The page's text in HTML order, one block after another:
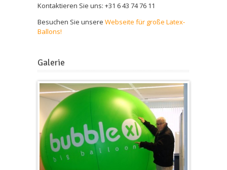
Kontaktieren Sie uns: +31 6 43 74 76 11
Besuchen Sie unsere Webseite für große Latex-
Ballons!
Galerie